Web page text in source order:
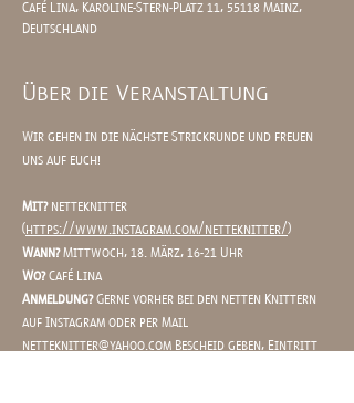
Café Lina, Karoline-Stern-Platz 11, 55118 Mainz,
Deutschland
Über die Veranstaltung
Wir gehen in die nächste Strickrunde und freuen
uns auf euch!
Mit? netteknitter
(https://www.instagram.com/netteknitter/)
Wann? Mittwoch, 18. März, 16-21 Uhr
Wo? Café Lina
Anmeldung? Gerne vorher bei den netten Knittern
auf Instagram oder per Mail
netteknitter@yahoo.com Bescheid geben, Eintritt